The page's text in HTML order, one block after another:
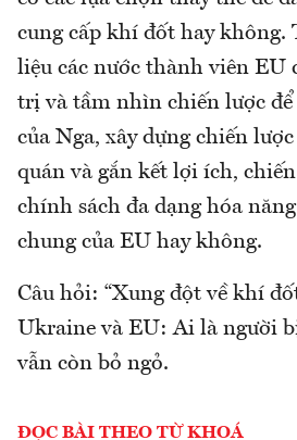
cung cấp khí đốt hay không.
liệu các nước thành viên EU
trị và tầm nhìn chiến lược để
của Nga, xây dựng chiến
quán và gắn kết lợi ích,
chính sách đa dạng hóa
chung của EU hay không.
Câu hỏi: “Xung đột về khí
Ukraine và EU: Ai là người
vẫn còn bỏ ngỏ.
ĐỌC BÀI THEO TỪ KHOÁ